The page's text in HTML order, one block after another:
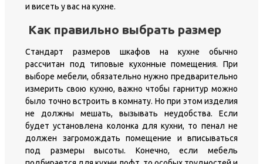
и висеть у вас на кухне.
Как правильно выбрать размер
Стандарт размеров шкафов на кухне обычно
рассчитан под типовые кухонные помещения. При
выборе мебели, обязательно нужно предварительно
измерить свою кухню, важно чтобы гарнитур можно
было точно встроить в комнату. Но при этом изделия
не должны мешать, вызывать неудобства. Если
будет установлена колонка для кухни, то пенал не
должен загромождать помещение и вписываться
под размеры высоты. Конечно, если мебель